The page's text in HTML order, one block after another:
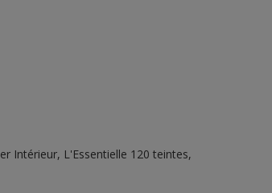
Intérieur, L'Essentielle 120 teintes,